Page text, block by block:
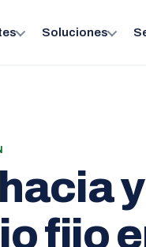
Soluciones
fijo